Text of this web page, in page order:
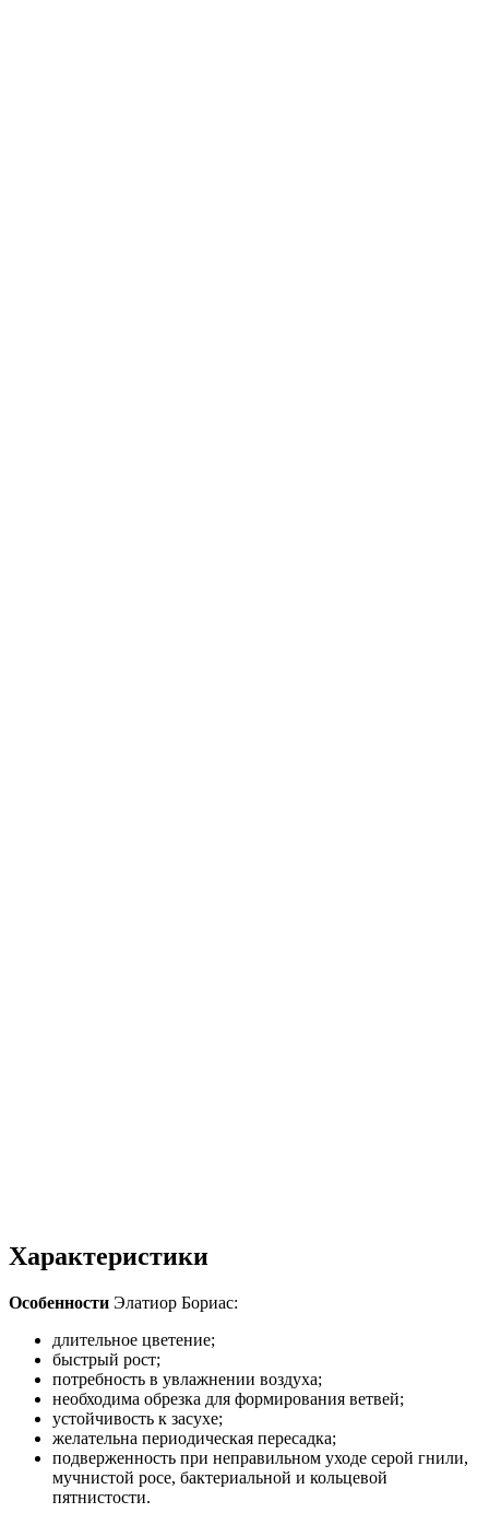
Характеристики
Особенности Элатиор Бориас:
длительное цветение;
быстрый рост;
потребность в увлажнении воздуха;
необходима обрезка для формирования ветвей;
устойчивость к засухе;
желательна периодическая пересадка;
подверженность при неправильном уходе серой гнили,
мучнистой росе, бактериальной и кольцевой
пятнистости.